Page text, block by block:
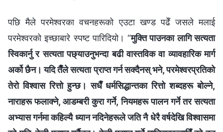
पछि मैले परमेश्‍वरका वचनहरूको एउटा खण्ड पढेँ जसले मलाई
परमेश्‍वरको इच्‍छाबारे स्पष्ट पारिदियो। “मुक्ति पाउनका लागि सत्यता
स्विकार्नु र सत्यता पछ्याउनुभन्दा बढी वास्तविक वा व्यावहारिक मार्ग
अर्को छैन। यदि तैँले सत्यता प्राप्त गर्न सक्दैनस् भने, परमेश्‍वरप्रतिको
तेरो विश्‍वास रित्तो हुन्छ। सधैँ धर्मसिद्धान्तका रित्तो शब्दहरू बोल्ने,
नाराहरू फलाक्‍ने, आडम्बरी कुरा गर्ने, नियमहरू पालन गर्ने तर सत्यता
अभ्यास गर्नमा कहिल्यै ध्यान नदिनेहरूले जति नै धेरै वर्षदेखि विश्‍वासमा